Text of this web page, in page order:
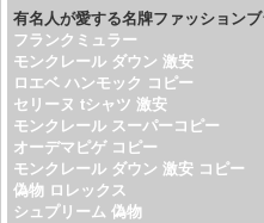
有名人が愛する名牌ファッション
フランクミュラー
モンクレール ダウン 激安
ロエベ ハンモック コピー
セリーヌ tシャツ 激安
モンクレール スーパーコピー
オーデマピゲ コピー
モンクレール ダウン 激安 コピー
偽物 ロレックス
シュプリーム 偽物